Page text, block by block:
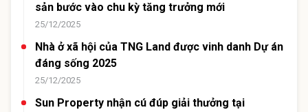
sản bước vào chu kỳ tăng trưởng mới
25/12/2025
Nhà ở xã hội của TNG Land được vinh danh Dự án
đáng sống 2025
25/12/2025
Sun Property nhận cú đúp giải thưởng tại